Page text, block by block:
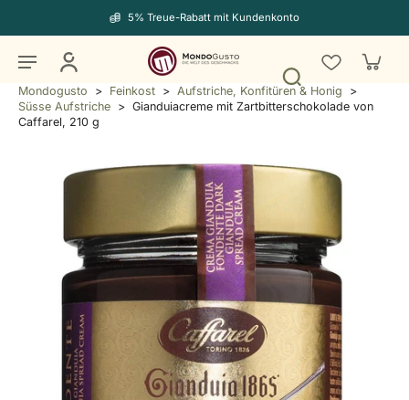
5% Treue-Rabatt mit Kundenkonto
Mondogusto > Feinkost > Aufstriche, Konfitüren & Honig
>
Süsse Aufstriche > Gianduiacreme mit Zartbitterschokolade von
Caffarel, 210 g